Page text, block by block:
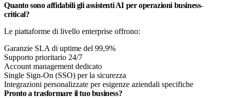
Quanto sono affidabili gli assistenti AI per operazioni business-
critical?
Le piattaforme di livello enterprise offrono:
Garanzie SLA di uptime del 99,9%
Supporto prioritario 24/7
Account management dedicato
Single Sign-On (SSO) per la sicurezza
Integrazioni personalizzate per esigenze aziendali specifiche
Pronto a trasformare il tuo business?